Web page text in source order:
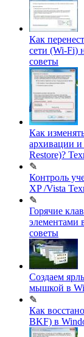
Как
сети (Wi-Fi)
советы
Как
архивации и
Restore)?
✎
Контроль
XP /Vista
✎
Горячие
элементами
советы
Создаем
мышкой в
✎
Как
BKF) в